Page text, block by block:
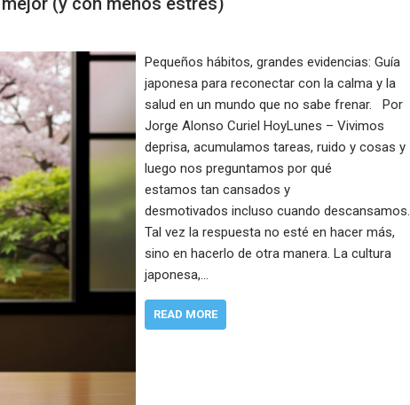
Pequeños hábitos, grandes evidencias: Guía
japonesa para reconectar con la calma y la
salud en un mundo que no sabe frenar. Por
Jorge Alonso Curiel HoyLunes – Vivimos
deprisa, acumulamos tareas, ruido y cosas y
luego nos preguntamos por qué
estamos tan cansados y
desmotivados incluso cuando descansamos.
Tal vez la respuesta no esté en hacer más,
sino en hacerlo de otra manera. La cultura
japonesa,…
READ MORE